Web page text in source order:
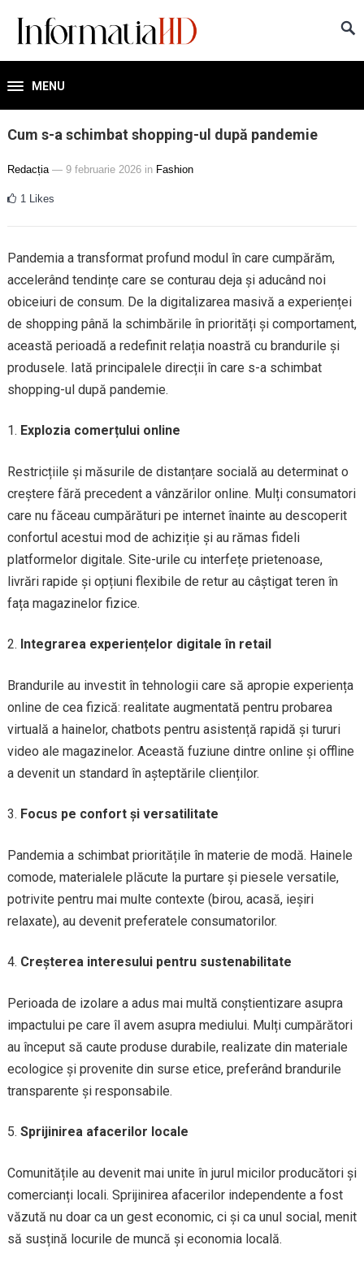
MENU
Cum s-a schimbat shopping-ul după pandemie
Redacția — 9 februarie 2026 in Fashion
1 Likes
Pandemia a transformat profund modul în care cumpărăm,
accelerând tendințe care se conturau deja și aducând noi
obiceiuri de consum. De la digitalizarea masivă a experienței
de shopping până la schimbările în priorități și comportament,
această perioadă a redefinit relația noastră cu brandurile și
produsele. Iată principalele direcții în care s-a schimbat
shopping-ul după pandemie.
Explozia comerțului online
Restricțiile și măsurile de distanțare socială au determinat o
creștere fără precedent a vânzărilor online. Mulți consumatori
care nu făceau cumpărături pe internet înainte au descoperit
confortul acestui mod de achiziție și au rămas fideli
platformelor digitale. Site-urile cu interfețe prietenoase,
livrări rapide și opțiuni flexibile de retur au câștigat teren în
fața magazinelor fizice.
Integrarea experiențelor digitale în retail
Brandurile au investit în tehnologii care să apropie experiența
online de cea fizică: realitate augmentată pentru probarea
virtuală a hainelor, chatbots pentru asistență rapidă și tururi
video ale magazinelor. Această fuziune dintre online și offline
a devenit un standard în așteptările clienților.
Focus pe confort și versatilitate
Pandemia a schimbat prioritățile în materie de modă. Hainele
comode, materialele plăcute la purtare și piesele versatile,
potrivite pentru mai multe contexte (birou, acasă, ieșiri
relaxate), au devenit preferatele consumatorilor.
Creșterea interesului pentru sustenabilitate
Perioada de izolare a adus mai multă conștientizare asupra
impactului pe care îl avem asupra mediului. Mulți cumpărători
au început să caute produse durabile, realizate din materiale
ecologice și provenite din surse etice, preferând brandurile
transparente și responsabile.
Sprijinirea afacerilor locale
Comunitățile au devenit mai unite în jurul micilor producători și
comercianți locali. Sprijinirea afacerilor independente a fost
văzută nu doar ca un gest economic, ci și ca unul social, menit
să susțină locurile de muncă și economia locală.